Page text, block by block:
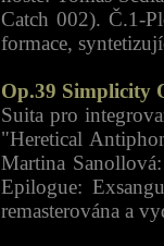
Catch 002). Č.1-
formace,
Op.39 Simplicity
Suita pro
"Heretical
Martina
Epilogue:
remasterována a